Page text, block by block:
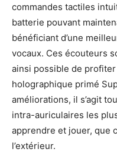
commandes tactiles
batterie pouvant
bénéficiant d’une
vocaux. Ces écouteurs
ainsi possible de
holographique primé
améliorations, il s’agit
intra-auriculaires les
apprendre et jouer, que
l’extérieur.